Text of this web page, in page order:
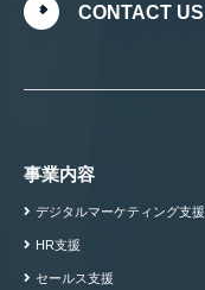
CONTACT US
事業内容
デジタルマーケティング支援
HR支援
セールス支援